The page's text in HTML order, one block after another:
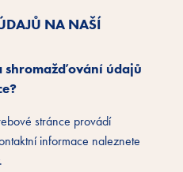
NA NAŠÍ
shromažďování údajů
stránce provádí
informace naleznete